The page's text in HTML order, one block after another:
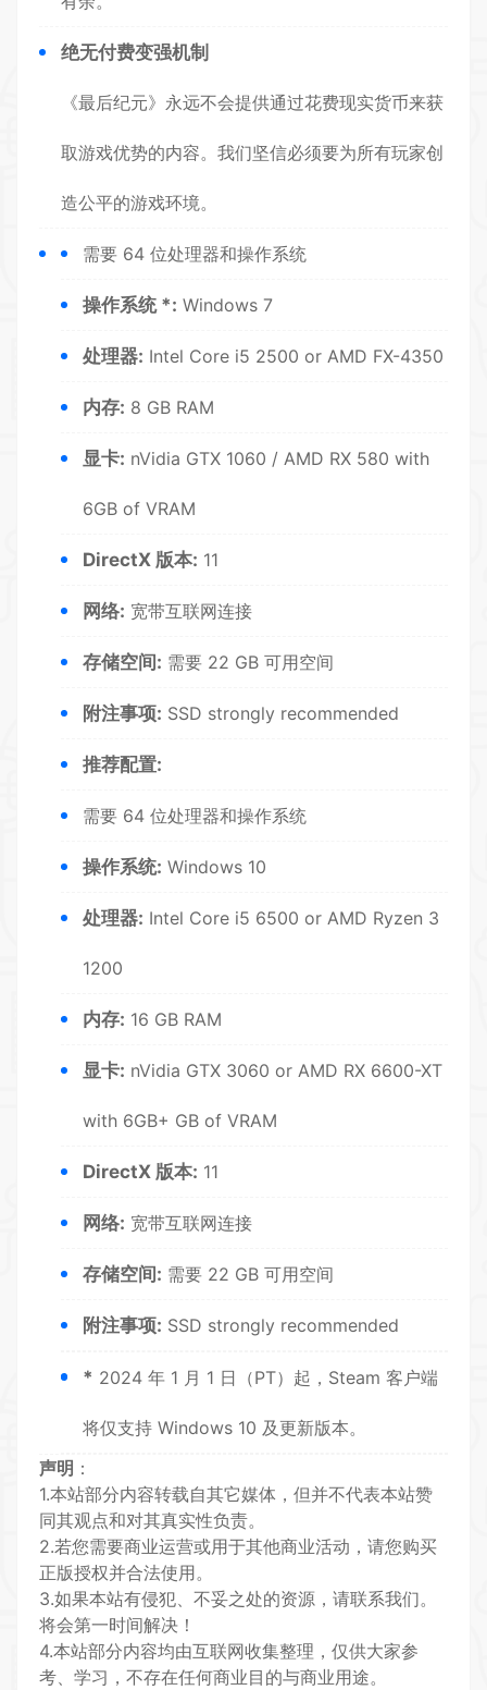
绝无付费变强机制
《最后纪元》永远不会提供通过花费现实货币来获
取游戏优势的内容。我们坚信必须要为所有玩家创
造公平的游戏环境。
需要 64 位处理器和操作系统
操作系统 *: Windows 7
处理器: Intel Core i5 2500 or AMD FX-4350
内存: 8 GB RAM
显卡: nVidia GTX 1060 / AMD RX 580 with
6GB of VRAM
DirectX 版本: 11
网络: 宽带互联网连接
存储空间: 需要 22 GB 可用空间
附注事项: SSD strongly recommended
推荐配置:
需要 64 位处理器和操作系统
操作系统: Windows 10
处理器: Intel Core i5 6500 or AMD Ryzen 3
1200
内存: 16 GB RAM
显卡: nVidia GTX 3060 or AMD RX 6600-XT
with 6GB+ GB of VRAM
DirectX 版本: 11
网络: 宽带互联网连接
存储空间: 需要 22 GB 可用空间
附注事项: SSD strongly recommended
* 2024 年 1 月 1 日（PT）起，Steam 客户端
将仅支持 Windows 10 及更新版本。
声明 ：
1.本站部分内容转载自其它媒体，但并不代表本站赞
同其观点和对其真实性负责。
2.若您需要商业运营或用于其他商业活动，请您购买
正版授权并合法使用。
3.如果本站有侵犯、不妥之处的资源，请联系我们。
将会第一时间解决！
4.本站部分内容均由互联网收集整理，仅供大家参
考、学习，不存在任何商业目的与商业用途。